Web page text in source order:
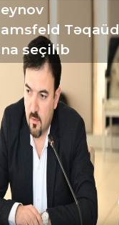
Təqaüd
seçilib